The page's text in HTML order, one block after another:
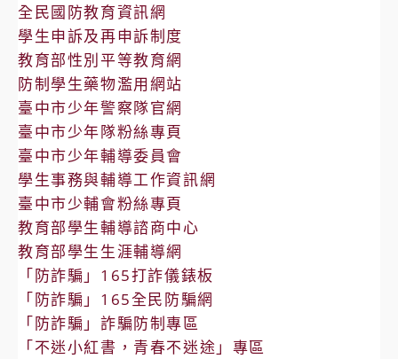
全民國防教育資訊網
學生申訴及再申訴制度
教育部性別平等教育網
防制學生藥物濫用網站
臺中市少年警察隊官網
臺中市少年隊粉絲專頁
臺中市少年輔導委員會
學生事務與輔導工作資訊網
臺中市少輔會粉絲專頁
教育部學生輔導諮商中心
教育部學生生涯輔導網
「防詐騙」165打詐儀錶板
「防詐騙」165全民防騙網
「防詐騙」詐騙防制專區
「不迷小紅書，青春不迷途」專區